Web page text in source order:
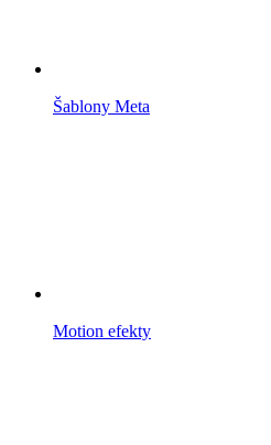
Šablony Meta
Motion efekty